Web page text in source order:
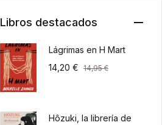
Libros destacados
Lágrimas en H Mart
14,20 € 14,95€
Hôzuki, la librería de